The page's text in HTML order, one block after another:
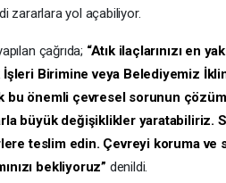
zararlara yol açabiliyor.
çağrıda; “Atık ilaçlarınızı en
İşleri Birimine veya Belediyemiz
önemli çevresel sorunun
büyük değişiklikler yaratabiliriz.
teslim edin. Çevreyi koruma ve
bekliyoruz” denildi.